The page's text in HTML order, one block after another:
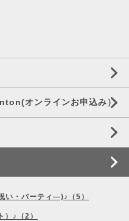
オンラインお申込み）
い・パーティ―)♪（5）
♪（2）